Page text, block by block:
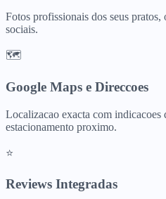
Fotos profissionais dos seus
sociais.
🗺️
Google Maps e Direccoes
Localizacao exacta com indicacoes
estacionamento proximo.
⭐
Reviews Integradas